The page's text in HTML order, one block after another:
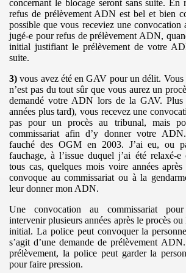
concernant le blocage seront sans suite. En
refus de prélèvement ADN est bel et bien
possible que vous receviez une convocation
jugé-e pour refus de prélèvement ADN,
initial justifiant le prélèvement de votre
suite.
3) vous avez été en GAV pour un délit. Vous
n’est pas du tout sûr que vous aurez un
demandé votre ADN lors de la GAV. Plus
années plus tard), vous recevez une
pas pour un procès au tribunal, mais
commissariat afin d’y donner votre ADN.
fauché des OGM en 2003. J’ai eu, ou
fauchage, à l’issue duquel j’ai été relaxé-e
tous cas, quelques mois voire années
convoque au commissariat ou à la
leur donner mon ADN.
Une convocation au commissariat
intervenir plusieurs années après le procès ou
initial. La police peut convoquer la
s’agit d’une demande de prélèvement
prélèvement, la police peut garder la
pour faire pression.
PLANETE
manif...